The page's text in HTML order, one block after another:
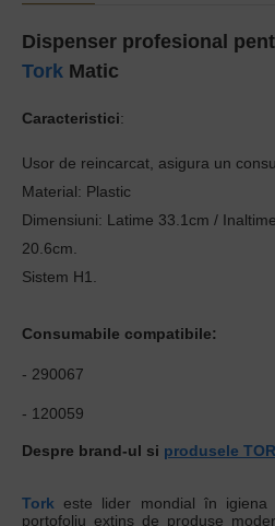
Dispenser profesional
Tork Matic
Caracteristici:
Usor de reincarcat, asigura un
Material: Plastic
Dimensiuni: Latime 33.1cm /
20.6cm.
Sistem H1.
Consumabile compatibile:
- 290067
- 120059
Despre brand-ul si produsele
Tork este lider mondial în
portofoliu extins de produse